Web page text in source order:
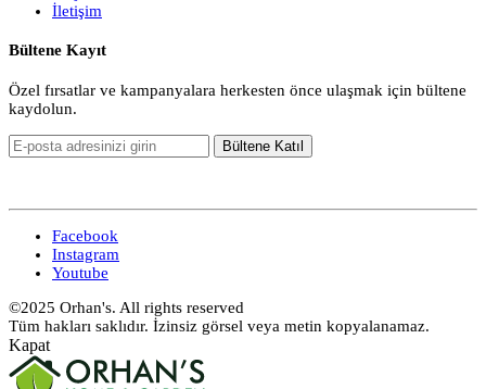
İletişim
Bültene Kayıt
Özel fırsatlar ve kampanyalara herkesten önce ulaşmak için bültene
kaydolun.
Facebook
Instagram
Youtube
©2025 Orhan's. All rights reserved
Tüm hakları saklıdır. İzinsiz görsel veya metin kopyalanamaz.
Kapat